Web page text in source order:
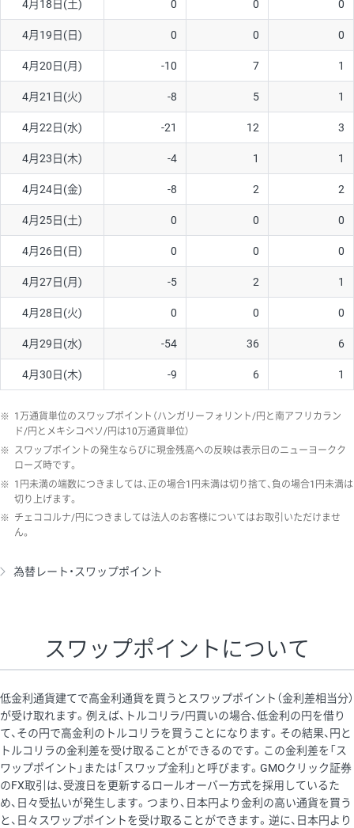
ソ/円は10万通貨単位。
4月18日(土) 0 0 0
4月19日(日) 0 0 0
4月20日(月) -10 7 1
4月21日(火) -8 5 1
4月22日(水) -21 12 3
4月23日(木) -4 1 1
4月24日(金) -8 2 2
4月25日(土) 0 0 0
4月26日(日) 0 0 0
4月27日(月) -5 2 1
4月28日(火) 0 0 0
4月29日(水) -54 36 6
4月30日(木) -9 6 1
※ 1万通貨単位のスワップポイント（ハンガリーフォリント/円と南アフリカラン
ド/円とメキシコペソ/円は10万通貨単位）
※ スワップポイントの発生ならびに現金残高への反映は表示日のニューヨークク
ローズ時です。
※ 1円未満の端数につきましては、正の場合1円未満は切り捨て、負の場合1円未満は
切り上げます。
※ チェココルナ/円につきましては法人のお客様についてはお取引いただけませ
ん。
為替レート・スワップポイント
スワップポイントについて
低金利通貨建てで高金利通貨を買うとスワップポイント（金利差相当分）
が受け取れます。例えば、トルコリラ/円買いの場合、低金利の円を借り
て、その円で高金利のトルコリラを買うことになります。その結果、円と
トルコリラの金利差を受け取ることができるのです。この金利差を「ス
ワップポイント」または「スワップ金利」と呼びます。GMOクリック証券
のFX取引は、受渡日を更新するロールオーバー方式を採用しているた
め、日々受払いが発生します。つまり、日本円より金利の高い通貨を買う
と、日々スワップポイントを受け取ることができます。逆に、日本円より